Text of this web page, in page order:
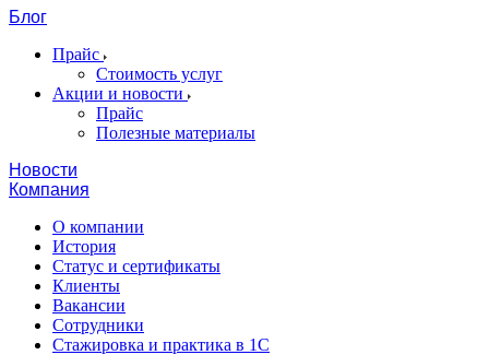
Блог
Прайс
Стоимость услуг
Акции и новости
Прайс
Полезные материалы
Новости
Компания
О компании
История
Статус и сертификаты
Клиенты
Вакансии
Сотрудники
Стажировка и практика в 1С